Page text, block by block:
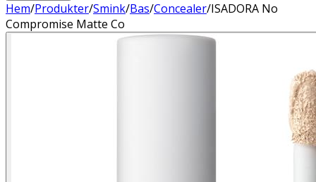
Hem/Produkter/Smink/Bas/Concealer/ISADORA No
Compromise Matte Co